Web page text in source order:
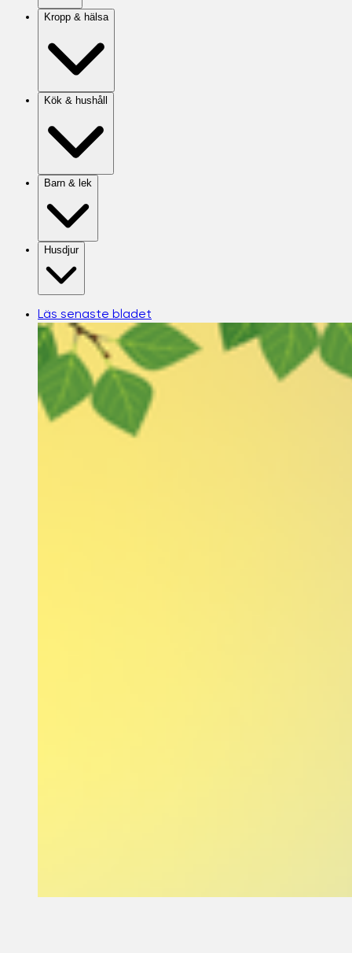
Kropp & hälsa
Kök & hushåll
Barn & lek
Husdjur
Läs senaste bladet